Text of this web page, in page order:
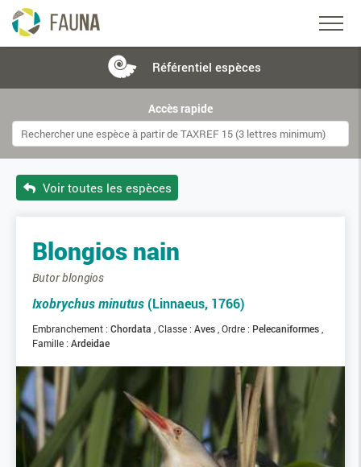
Référentiel espèces
Accès rapide
Voir toutes les espèces
Blongios nain
Butor blongios
Ixobrychus minutus (Linnaeus, 1766)
Embranchement : Chordata Classe : Aves Ordre : Pelecaniformes
Famille : Ardeidae